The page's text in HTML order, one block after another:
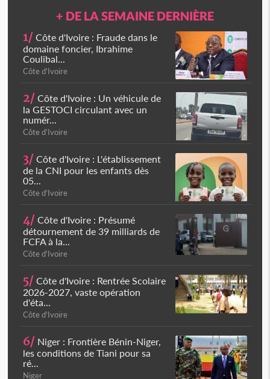
+ DE LA SEMAINE DERNIÈRE
1/ Côte d'Ivoire : Fraude dans le
domaine foncier, Ibrahime
Coulibal...
Côte d'Ivoire
2/ Côte d'Ivoire : Un véhicule de
la GESTOCI circulant avec un
numér...
Côte d'Ivoire
3/ Côte d'Ivoire : L'établissement
de la CNI pour les enfants dès
05...
Côte d'Ivoire
4/ Côte d'Ivoire : Présumé
détournement de 39 milliards de
FCFA à la...
Côte d'Ivoire
5/ Côte d'Ivoire : Rentrée Scolaire
2026-2027, vaste opération
d'éta...
Côte d'Ivoire
6/ Niger : Frontière Bénin-Niger,
les conditions de Tiani pour sa
ré...
Niger